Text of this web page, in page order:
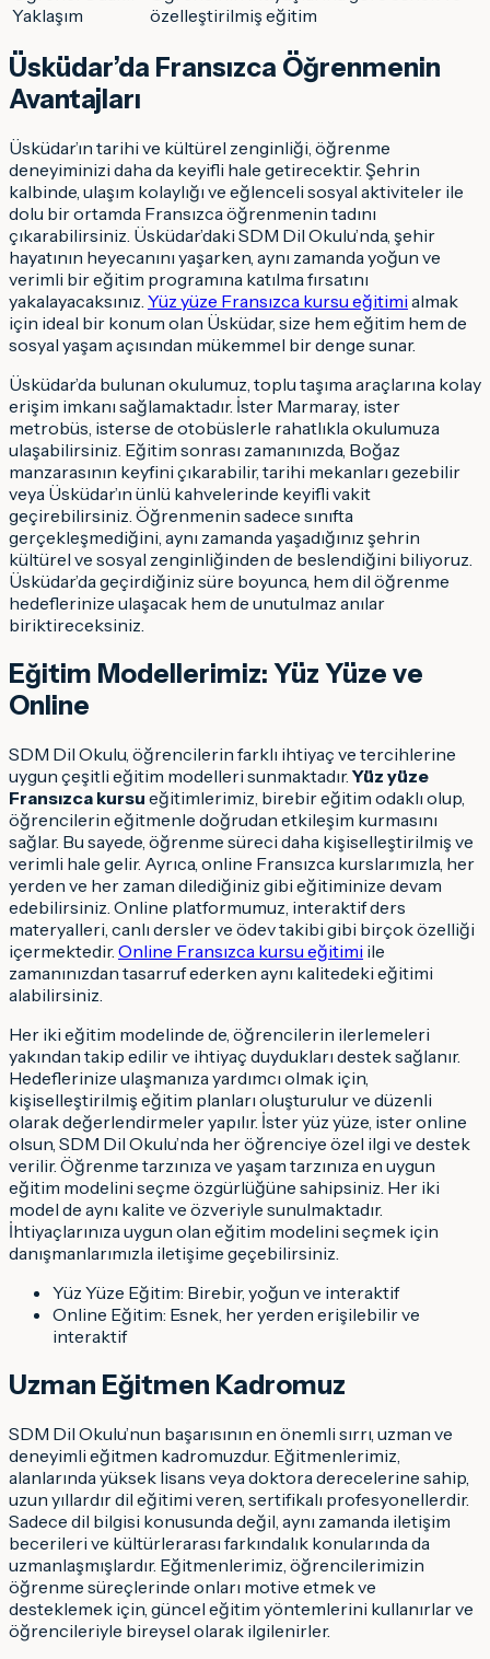
Yaklaşım
özelleştirilmiş eğitim
Üsküdar’da Fransızca Öğrenmenin
Avantajları
Üsküdar’ın tarihi ve kültürel zenginliği, öğrenme
deneyiminizi daha da keyifli hale getirecektir. Şehrin
kalbinde, ulaşım kolaylığı ve eğlenceli sosyal aktiviteler ile
dolu bir ortamda Fransızca öğrenmenin tadını
çıkarabilirsiniz. Üsküdar’daki SDM Dil Okulu’nda, şehir
hayatının heyecanını yaşarken, aynı zamanda yoğun ve
verimli bir eğitim programına katılma fırsatını
yakalayacaksınız. Yüz yüze Fransızca kursu eğitimi almak
için ideal bir konum olan Üsküdar, size hem eğitim hem de
sosyal yaşam açısından mükemmel bir denge sunar.
Üsküdar’da bulunan okulumuz, toplu taşıma araçlarına kolay
erişim imkanı sağlamaktadır. İster Marmaray, ister
metrobüs, isterse de otobüslerle rahatlıkla okulumuza
ulaşabilirsiniz. Eğitim sonrası zamanınızda, Boğaz
manzarasının keyfini çıkarabilir, tarihi mekanları gezebilir
veya Üsküdar’ın ünlü kahvelerinde keyifli vakit
geçirebilirsiniz. Öğrenmenin sadece sınıfta
gerçekleşmediğini, aynı zamanda yaşadığınız şehrin
kültürel ve sosyal zenginliğinden de beslendiğini biliyoruz.
Üsküdar’da geçirdiğiniz süre boyunca, hem dil öğrenme
hedeflerinize ulaşacak hem de unutulmaz anılar
biriktireceksiniz.
Eğitim Modellerimiz: Yüz Yüze ve
Online
SDM Dil Okulu, öğrencilerin farklı ihtiyaç ve tercihlerine
uygun çeşitli eğitim modelleri sunmaktadır. Yüz yüze
Fransızca kursu eğitimlerimiz, birebir eğitim odaklı olup,
öğrencilerin eğitmenle doğrudan etkileşim kurmasını
sağlar. Bu sayede, öğrenme süreci daha kişiselleştirilmiş ve
verimli hale gelir. Ayrıca, online Fransızca kurslarımızla, her
yerden ve her zaman dilediğiniz gibi eğitiminize devam
edebilirsiniz. Online platformumuz, interaktif ders
materyalleri, canlı dersler ve ödev takibi gibi birçok özelliği
içermektedir. Online Fransızca kursu eğitimi ile
zamanınızdan tasarruf ederken aynı kalitedeki eğitimi
alabilirsiniz.
Her iki eğitim modelinde de, öğrencilerin ilerlemeleri
yakından takip edilir ve ihtiyaç duydukları destek sağlanır.
Hedeflerinize ulaşmanıza yardımcı olmak için,
kişiselleştirilmiş eğitim planları oluşturulur ve düzenli
olarak değerlendirmeler yapılır. İster yüz yüze, ister online
olsun, SDM Dil Okulu’nda her öğrenciye özel ilgi ve destek
verilir. Öğrenme tarzınıza ve yaşam tarzınıza en uygun
eğitim modelini seçme özgürlüğüne sahipsiniz. Her iki
model de aynı kalite ve özveriyle sunulmaktadır.
İhtiyaçlarınıza uygun olan eğitim modelini seçmek için
danışmanlarımızla iletişime geçebilirsiniz.
Yüz Yüze Eğitim: Birebir, yoğun ve interaktif
Online Eğitim: Esnek, her yerden erişilebilir ve
interaktif
Uzman Eğitmen Kadromuz
SDM Dil Okulu’nun başarısının en önemli sırrı, uzman ve
deneyimli eğitmen kadromuzdur. Eğitmenlerimiz,
alanlarında yüksek lisans veya doktora derecelerine sahip,
uzun yıllardır dil eğitimi veren, sertifikalı profesyonellerdir.
Sadece dil bilgisi konusunda değil, aynı zamanda iletişim
becerileri ve kültürlerarası farkındalık konularında da
uzmanlaşmışlardır. Eğitmenlerimiz, öğrencilerimizin
öğrenme süreçlerinde onları motive etmek ve
desteklemek için, güncel eğitim yöntemlerini kullanırlar ve
öğrencileriyle bireysel olarak ilgilenirler.